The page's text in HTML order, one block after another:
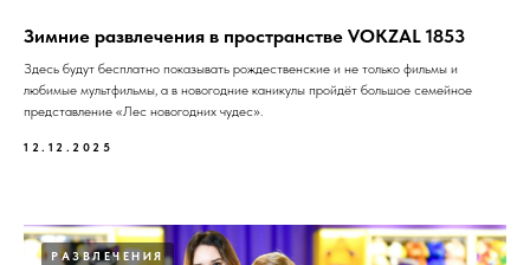
Зимние развлечения в пространстве VOKZAL 1853
Здесь будут бесплатно показывать рождественские и не только фильмы и
любимые мультфильмы, а в новогодние каникулы пройдёт большое семейное
представление «Лес новогодних чудес».
12.12.2025
РАЗВЛЕЧЕНИЯ